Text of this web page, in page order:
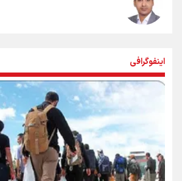
رسانه ملی و حق مردم برای
روایت ایران از کنار مردم
اینفوگرافی